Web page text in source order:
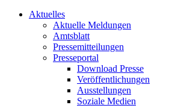
Aktuelles
Aktuelle Meldungen
Amtsblatt
Pressemitteilungen
Presseportal
Download Presse
Veröffentlichungen
Ausstellungen
Soziale Medien